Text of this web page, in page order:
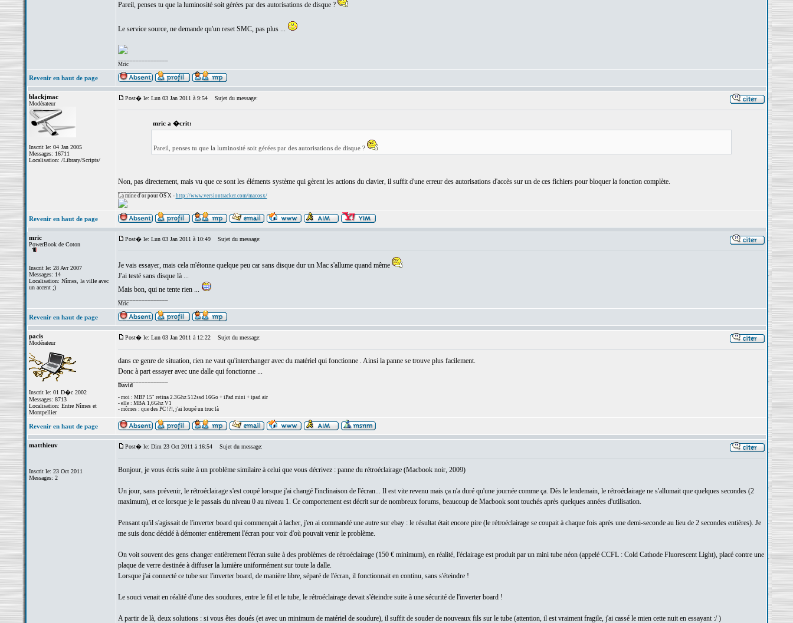
Pareil, penses tu que la luminosité soit gérées par des autorisations de disque ?
Le service source, ne demande qu'un reset SMC, pas plus ...
Mric
Revenir en haut de page
blackjmac
Modérateur
Inscrit le: 04 Jan 2005
Messages: 16711
Localisation: /Library/Scripts/
Post� le: Lun 03 Jan 2011 à 9:54 Sujet du message:
mric a �crit:
Pareil, penses tu que la luminosité soit gérées par des autorisations de disque ?
Non, pas directement, mais vu que ce sont les éléments système qui gèrent les actions du clavier, il suffit d'une erreur des autorisations d'accès sur un de ces fichiers pour bloquer la fonction complète.
La mine d'or pour OS X - http://www.versiontracker.com/macosx/
Revenir en haut de page
mric
PowerBook de Coton
Inscrit le: 28 Avr 2007
Messages: 14
Localisation: Nîmes, la ville avec
un accent ;)
Post� le: Lun 03 Jan 2011 à 10:49 Sujet du message:
Je vais essayer, mais cela m'étonne quelque peu car sans disque dur un Mac s'allume quand même
J'ai testé sans disque là ...
Mais bon, qui ne tente rien ...
Mric
Revenir en haut de page
pacis
Modérateur
Inscrit le: 01 D�c 2002
Messages: 8713
Localisation: Entre Nîmes et
Montpellier
Post� le: Lun 03 Jan 2011 à 12:22 Sujet du message:
dans ce genre de situation, rien ne vaut qu'interchanger avec du matériel qui fonctionne . Ainsi la panne se trouve plus facilement.
Donc à part essayer avec une dalle qui fonctionne ...
David
- moi : MBP 15" retina 2.3Ghz 512ssd 16Go + iPad mini + ipad air
- elle : MBA 1,6Ghz V1
- mômes : que des PC !?!, j'ai loupé un truc là
Revenir en haut de page
matthieuv
Inscrit le: 23 Oct 2011
Messages: 2
Post� le: Dim 23 Oct 2011 à 16:54 Sujet du message:
Bonjour, je vous écris suite à un problème similaire à celui que vous décrivez : panne du rétroéclairage (Macbook noir, 2009)
Un jour, sans prévenir, le rétroéclairage s'est coupé lorsque j'ai changé l'inclinaison de l'écran... Il est vite revenu mais ça n'a duré qu'une journée comme ça. Dès le lendemain, le rétroéclairage ne s'allumait que quelques secondes (2
maximum), et ce lorsque je le passais du niveau 0 au niveau 1. Ce comportement est décrit sur de nombreux forums, beaucoup de Macbook sont touchés après quelques années d'utilisation.
Pensant qu'il s'agissait de l'inverter board qui commençait à lacher, j'en ai commandé une autre sur ebay : le résultat était encore pire (le rétroéclairage se coupait à chaque fois après une demi-seconde au lieu de 2 secondes entières). Je
me suis donc décidé à démonter entièrement l'écran pour voir d'où pouvait venir le problème.
On voit souvent des gens changer entièrement l'écran suite à des problèmes de rétroéclairage (150 € minimum), en réalité, l'éclairage est produit par un mini tube néon (appelé CCFL : Cold Cathode Fluorescent Light), placé contre une
plaque de verre destinée à diffuser la lumière uniformément sur toute la dalle.
Lorsque j'ai connecté ce tube sur l'inverter board, de manière libre, séparé de l'écran, il fonctionnait en continu, sans s'éteindre !
Le souci venait en réalité d'une des soudures, entre le fil et le tube, le rétroéclairage devait s'éteindre suite à une sécurité de l'inverter board !
A partir de là, deux solutions : si vous êtes doués (et avec un minimum de matériel de soudure), il suffit de souder de nouveaux fils sur le tube (attention, il est vraiment fragile, j'ai cassé le mien cette nuit en essayant :/ )